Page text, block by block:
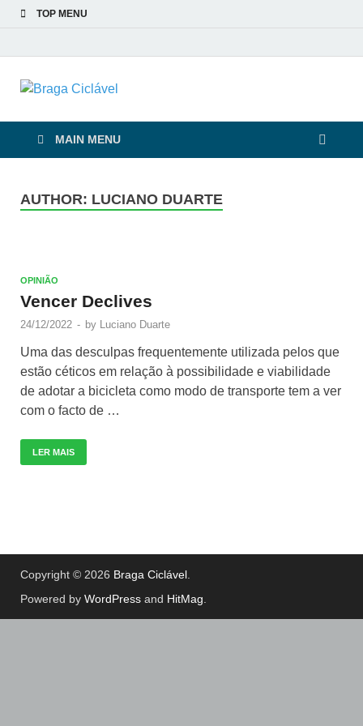
TOP MENU
Braga Ciclável
MAIN MENU
AUTHOR: LUCIANO DUARTE
OPINIÃO
Vencer Declives
24/12/2022 - by Luciano Duarte
Uma das desculpas frequentemente utilizada pelos que
estão céticos em relação à possibilidade e viabilidade
de adotar a bicicleta como modo de transporte tem a ver
com o facto de …
LER MAIS
Copyright © 2026 Braga Ciclável
Powered by WordPress and HitMag